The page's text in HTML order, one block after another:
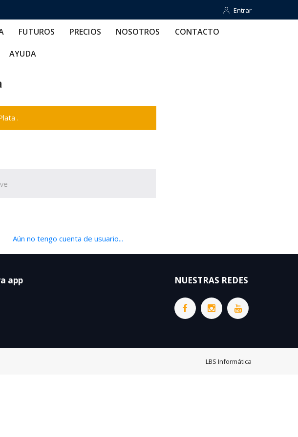
Entrar
Entrar
FUTUROS PRECIOS NOSOTROS CONTACTO
AYUDA
.
Aún no tengo cuenta de usuario...
app NUESTRAS REDES
LBS Informática